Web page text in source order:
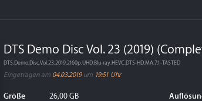
DTS Demo Disc Vol. 23 (2019)
DTS.Demo.Disc.Vol.23.2019.2160p.UHD.Blu-ray.HEVC.DTS-HD.MA.7.1-TASTED
Eingetragen am 04.03.2019um 19:51 Uhr
Größe
26,00 GB